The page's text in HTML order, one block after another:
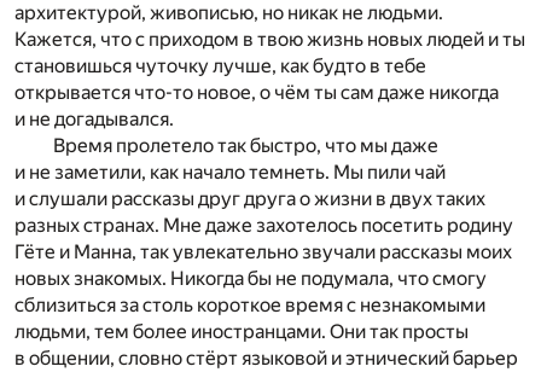
архитектурой, живописью, но никак не людьми.
Кажется, что с приходом в твою жизнь новых людей и ты
становишься чуточку лучше, как будто в тебе
открывается что-то новое, о чём ты сам даже никогда
и не догадывался.
Время пролетело так быстро, что мы даже
и не заметили, как начало темнеть. Мы пили чай
и слушали рассказы друг друга о жизни в двух таких
разных странах. Мне даже захотелось посетить родину
Гёте и Манна, так увлекательно звучали рассказы моих
новых знакомых. Никогда бы не подумала, что смогу
сблизиться за столь короткое время с незнакомыми
людьми, тем более иностранцами. Они так просты
в общении, словно стёрт языковой и этнический барьер